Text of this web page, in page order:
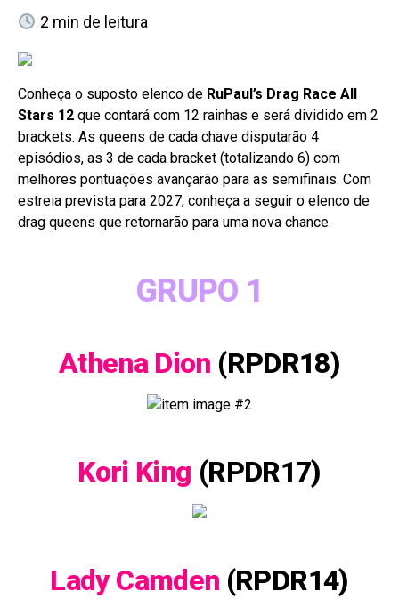
2 min de leitura
Conheça o suposto elenco de RuPaul’s Drag Race All
Stars 12 que contará com 12 rainhas e será dividido em 2
brackets. As queens de cada chave disputarão 4
episódios, as 3 de cada bracket (totalizando 6) com
melhores pontuações avançarão para as semifinais. Com
estreia prevista para 2027, conheça a seguir o elenco de
drag queens que retornarão para uma nova chance.
GRUPO 1
Athena Dion (RPDR18)
Kori King (RPDR17)
Lady Camden (RPDR14)